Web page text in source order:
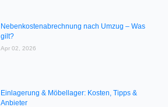
Nebenkostenabrechnung nach Umzug – Was
gilt?
Apr 02, 2026
Einlagerung & Möbellager: Kosten, Tipps &
Anbieter